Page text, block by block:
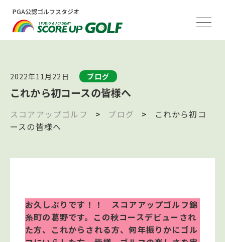
PGA公認ゴルフスタジオ
2022年11月22日 ブログ
これから初コースの皆様へ
スコアアップゴルフ > ブログ >
これから初コ
ースの皆様へ
お久しぶりです！！ スコアアップゴルフ錦
糸町の葛野です。この秋コースデビューされ
た方、これからされる方、何年振りかにゴル